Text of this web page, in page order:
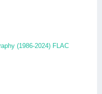
(1986-2024) FLAC